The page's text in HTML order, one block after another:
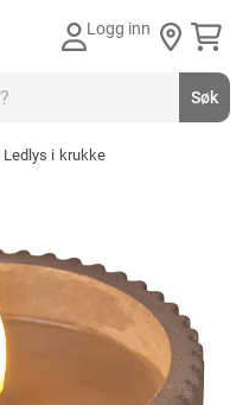
Logg inn
Søk
Ledlys i krukke